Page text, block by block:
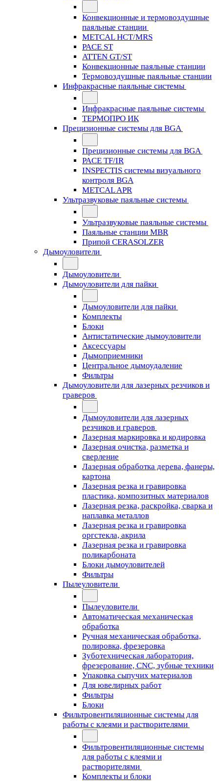
Конвекционные и термовоздушные
паяльные станции
METCAL HCT/MRS
PACE ST
ATTEN GT/ST
Конвекционные паяльные станции
Термовоздушные паяльные станции
Инфракрасные паяльные системы
Инфракрасные паяльные системы
ТЕРМОПРО ИК
Прецизионные системы для BGA
Прецизионные системы для BGA
PACE TF/IR
INSPECTIS системы визуального
контроля BGA
METCAL APR
Ультразвуковые паяльные системы
Ультразвуковые паяльные системы
Паяльные станции MBR
Припой CERASOLZER
Дымоуловители
Дымоуловители
Дымоуловители для пайки
Дымоуловители для пайки
Комплекты
Блоки
Антистатические дымоуловители
Аксессуары
Дымоприемники
Центральное дымоудаление
Фильтры
Дымоуловители для лазерных резчиков и
граверов
Дымоуловители для лазерных
резчиков и граверов
Лазерная маркировка и кодировка
Лазерная очистка, разметка и
сверление
Лазерная обработка дерева, фанеры,
картона
Лазерная резка и гравировка
пластика, композитных материалов
Лазерная резка, раскройка, сварка и
наплавка металлов
Лазерная резка и гравировка
оргстекла, акрила
Лазерная резка и гравировка
поликарбоната
Блоки дымоуловителей
Фильтры
Пылеуловители
Пылеуловители
Автоматическая механическая
обработка
Ручная механическая обработка,
полировка, фрезеровка
Зуботехническая лаборатория,
фрезерование, CNC, зубные техники
Упаковка сыпучих материалов
Для ювелирных работ
Фильтры
Блоки
Фильтровентиляционные системы для
работы с клеями и растворителями
Фильтровентиляционные системы
для работы с клеями и
растворителями
Комплекты и блоки